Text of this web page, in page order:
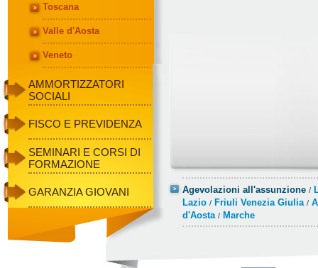
Toscana
Valle d'Aosta
Veneto
AMMORTIZZATORI
SOCIALI
FISCO E PREVIDENZA
SEMINARI E CORSI DI
FORMAZIONE
GARANZIA GIOVANI Agevolazioni all'assunzione /
Lazio / Friuli Venezia Giulia /
d'Aosta / Marche